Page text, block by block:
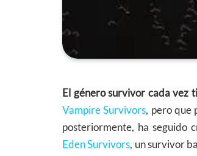
El género survivor cada vez
Vampire Survivors, pero que
posteriormente, ha seguido
Eden Survivors, un survivor